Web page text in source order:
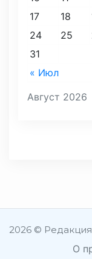
Август 2026
« Июл
17
18
24
25
31
2026 © Редакция
О